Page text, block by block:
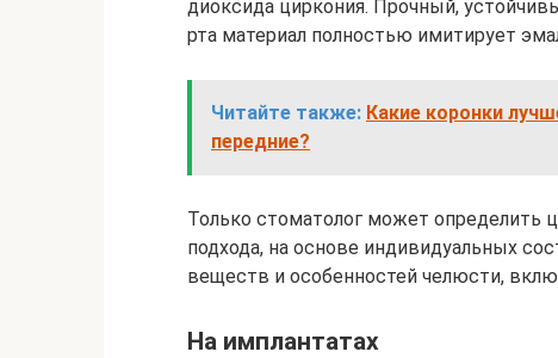
диоксида циркония. Прочный,
рта материал полностью имитирует
Читайте также: Какие коронки
передние?
Только стоматолог может определить
подхода, на основе индивидуальных
веществ и особенностей челюсти,
На имплантатах